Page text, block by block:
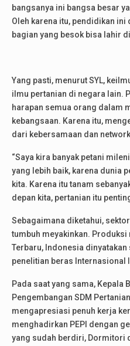
bangsanya ini bangsa besar
Oleh karena itu, pendidikan
bagian yang besok bisa lahir di
Yang pasti, menurut SYL,
ilmu pertanian di negara lain.
harapan semua orang dalam
kebangsaan. Karena itu,
dari kebersamaan dan
“Saya kira banyak petani
yang lebih baik, karena dunia
kita. Karena itu tanam
depan kita, pertanian itu
Sebagaimana diketahui,
tumbuh meyakinkan.
Terbaru, Indonesia
penelitian beras Internasional
Pada saat yang sama, Kepala
Pengembangan SDM
mengapresiasi penuh kerja
menghadirkan PEPI dengan
yang sudah berdiri, Dormitori